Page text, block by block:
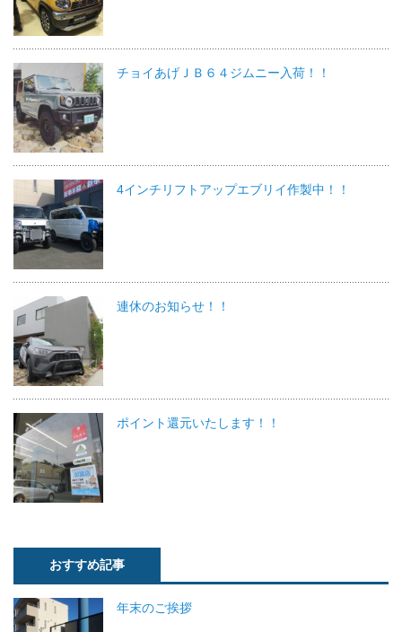
チョイあげＪＢ６４ジムニー入荷！！
4インチリフトアップエブリイ作製中！！
連休のお知らせ！！
ポイント還元いたします！！
おすすめ記事
年末のご挨拶